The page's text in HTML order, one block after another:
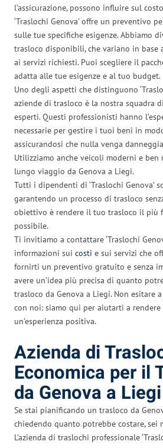
l’assicurazione, possono influire sul
‘Traslochi Genova’ offre un preventivo
sulle tue specifiche esigenze. Abbiamo
trasloco disponibili, che variano in base
ai servizi richiesti. Puoi scegliere il
adatta alle tue esigenze e al tuo budget.
Uno degli aspetti che distinguono
aziende di trasloco è la nostra squadra
esperti. Questi professionisti hanno
necessarie per gestire i tuoi beni in
assicurandosi che nulla venga
Utilizziamo anche veicoli moderni e
lungo viaggio da Genova a Liegi.
Tutti i dipendenti di ‘Traslochi Genova’
garantendo un processo di trasloco
obiettivo è rendere il tuo trasloco il più
possibile.
Ti invitiamo a contattare ‘Traslochi
informazioni sui costi e sui servizi che
fornirti un preventivo gratuito e senza
avere un’idea più precisa di quanto
trasloco da Genova a Liegi. Non esitare
con noi: siamo qui per aiutarti a
un’esperienza positiva.
Azienda di
Economica per il
da Genova a Liegi
Se stai pianificando un trasloco da
chiedendo quanto potrebbe costare, sei
L’azienda di traslochi professionale